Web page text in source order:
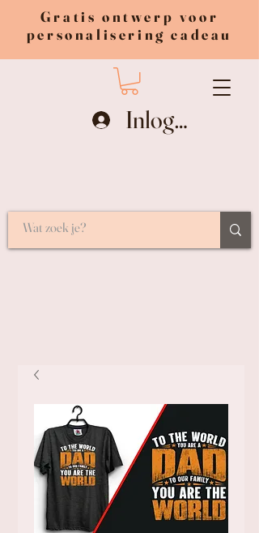
Gratis ontwerp voor
personalisering cadeau
Inloggen